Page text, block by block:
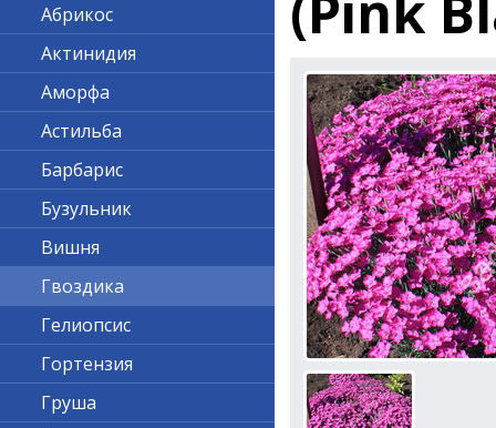
Абрикос
Актинидия
Аморфа
Астильба
Барбарис
Бузульник
Вишня
Гвоздика
Гелиопсис
Гортензия
Груша